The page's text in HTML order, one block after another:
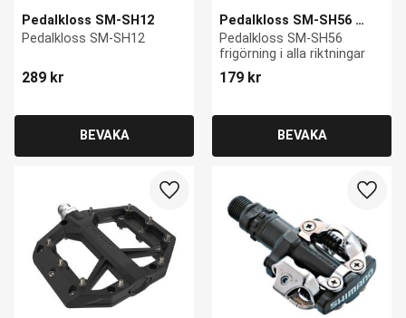
Pedalkloss SM-SH12
Pedalkloss SM-SH12
289 kr
Pedalkloss SM-SH56
utan platta frigörning i
alla riktningar
Pedalkloss SM-SH56
frigörning i alla riktningar
179 kr
Lägg till i favoriter Lägg